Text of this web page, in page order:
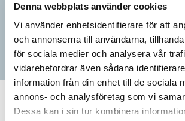
Denna webbplats använder cookies
Vi använder enhetsidentifierare för att
och annonserna till användarna,
för sociala medier och analysera vår
vidarebefordrar även sådana
information från din enhet till de sociala
annons- och analysföretag som vi
Dessa kan i sin tur kombinera
Varför rekommenderar språkvården
Saab? Vilka är principerna för när
versalt eller gement? Och har det blivit dags
PODDEN